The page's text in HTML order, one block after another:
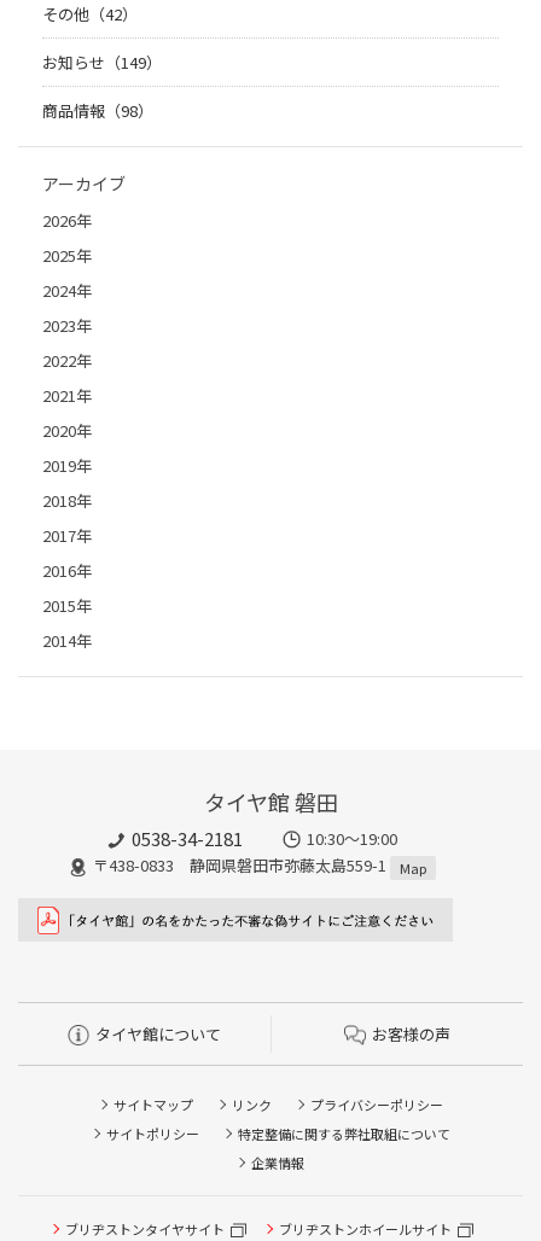
その他（42）
お知らせ（149）
商品情報（98）
アーカイブ
2026年
2025年
2024年
2023年
2022年
2021年
2020年
2019年
2018年
2017年
2016年
2015年
2014年
タイヤ館 磐田
0538-34-2181
10:30～19:00
〒438-0833 静岡県磐田市弥藤太島559-1
Map
タイヤ館について お客様の声
サイトマップ リンク
プライバシーポリシー
サイトポリシー
特定整備に関する弊社取組について
企業情報
ブリヂストンタイヤサイト ブリヂストンホイールサイト
タイヤ点検・安全点検/タイヤ履き替え/オイル交換/その他